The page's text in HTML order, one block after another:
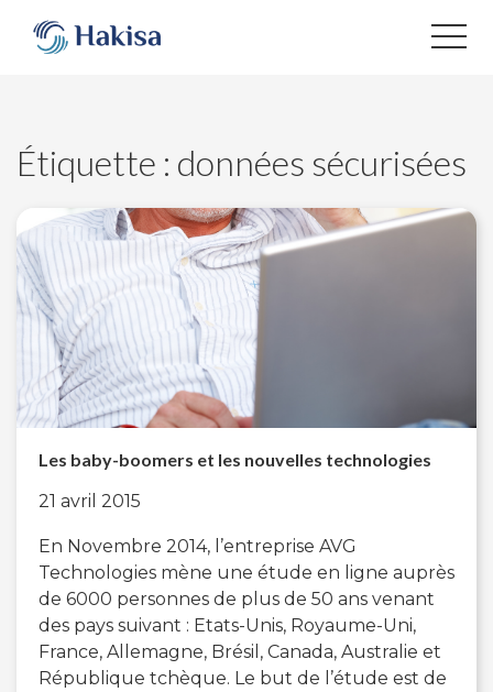
contenu
Étiquette : données sécurisées
Les baby-boomers et les nouvelles technologies
21 avril 2015
En Novembre 2014, l’entreprise AVG
Technologies mène une étude en ligne auprès
de 6000 personnes de plus de 50 ans venant
des pays suivant : Etats-Unis, Royaume-Uni,
France, Allemagne, Brésil, Canada, Australie et
République tchèque. Le but de l’étude est de